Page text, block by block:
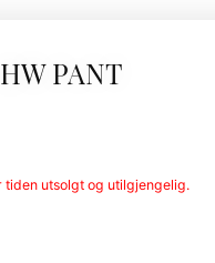
PANT
tiden utsolgt og utilgjengelig.